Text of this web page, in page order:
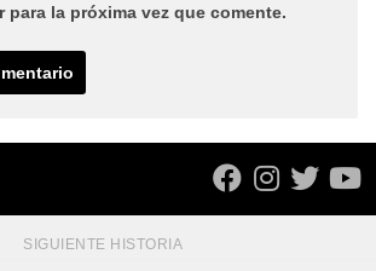
para la próxima vez que comente.
SIGUIENTE HISTORIA